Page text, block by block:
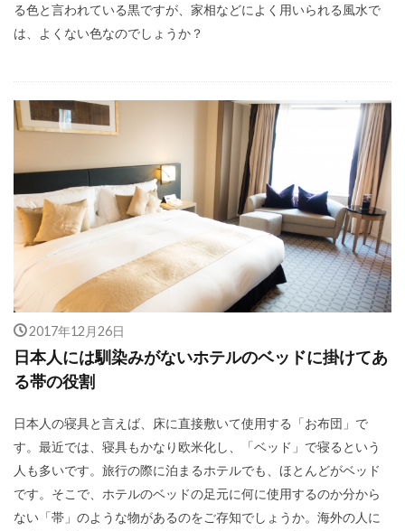
る色と言われている黒ですが、家相などによく用いられる風水で
は、よくない色なのでしょうか？
2017年12月26日
日本人には馴染みがないホテルのベッドに掛けてあ
る帯の役割
日本人の寝具と言えば、床に直接敷いて使用する「お布団」で
す。最近では、寝具もかなり欧米化し、「ベッド」で寝るという
人も多いです。旅行の際に泊まるホテルでも、ほとんどがベッド
です。そこで、ホテルのベッドの足元に何に使用するのか分から
ない「帯」のような物があるのをご存知でしょうか。海外の人に